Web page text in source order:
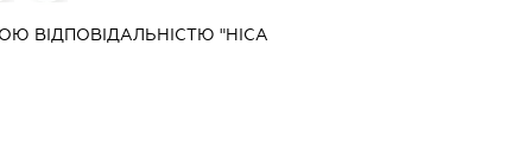
ВІДПОВІДАЛЬНІСТЮ "НІСА